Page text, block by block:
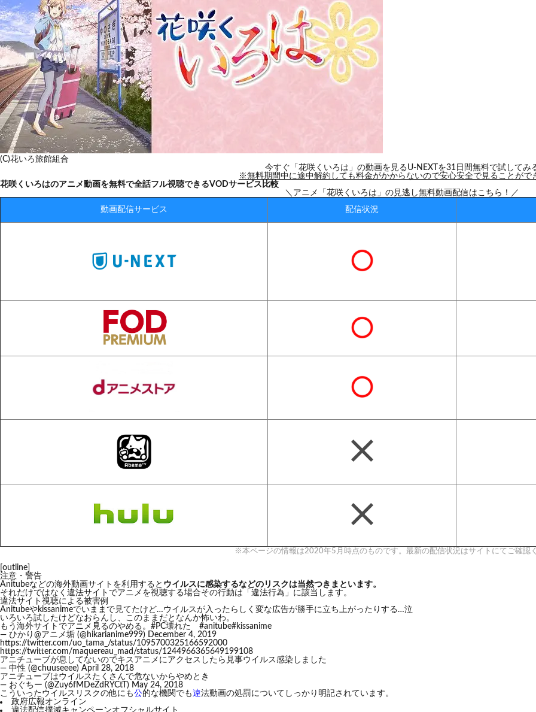
(C)花いろ旅館組合
今すぐ「花咲くいろは」の動画を見るU-NEXTを31日間無料で試してみ
※無料期間中に途中解約しても料金がかからないので安心安全で見ることがで
花咲くいろはのアニメ動画を無料で全話フル視聴できるVODサービス比較
＼アニメ「花咲くいろは」の見逃し無料動画配信はこちら！／
動画配信サービス
配信状況
※本ページの情報は2020年5月時点のものです。最新の配信状況はサイトにてご確認
[outline]
注意・警告
Anitubeなどの海外動画サイトを利用すると ウイルスに感染するなどのリスクは当然つきまといます。
それだけではなく違法サイトでアニメを視聴する場合その行動は「違法行為」に該当します。
違法サイト視聴による被害例
Anitubeやkissanimeでいままで見てたけど…ウイルスが入ったらしく変な広告が勝手に立ち上がったりする…泣
いろいろ試したけどなおらんし、このままだとなんか怖いわ。
もう海外サイトでアニメ見るのやめる。 #PC壊れた #anitube#kissanime
— ひかり@アニメ垢 (@hikarianime999) December 4, 2019
https://twitter.com/uo_tama_/status/1095700325166592000
https://twitter.com/maquereau_mad/status/1244966365649199108
アニチューブが息してないのでキスアニメにアクセスしたら見事ウイルス感染しました
— 中性 (@chuuseeee) April 28, 2018
アニチューブはウイルスたくさんで危ないからやめとき
— おぐちー (@Zuy6fMDeZdRYCtT) May 24, 2018
こういったウイルスリスクの他にも公的な機関でも違法動画の処罰についてしっかり明記されています。
政府広報オンライン
違法配信撲滅キャンペーンオフシャルサイト